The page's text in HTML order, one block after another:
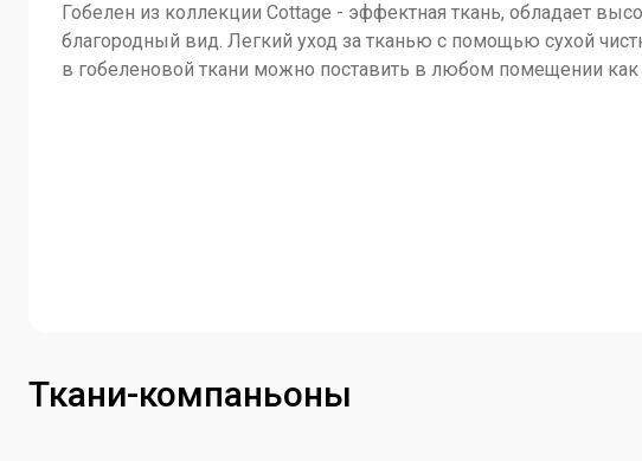
Гобелен из коллекции Cottage - эффектная ткань, обладает
благородный вид. Легкий уход за тканью с помощью сухой
в гобеленовой ткани можно поставить в любом помещении
Ткани-компаньоны